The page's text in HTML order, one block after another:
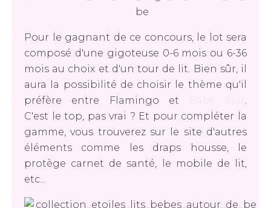
Pour le gagnant de ce concours, le lot sera
composé d'une gigoteuse 0-6 mois ou 6-36
mois au choix et d'un tour de lit. Bien sûr, il
aura la possibilité de choisir le thème qu'il
préfère entre Flamingo et
.
C'est le top, pas vrai ? Et pour compléter la
gamme, vous trouverez sur le site d'autres
éléments comme les draps housse, le
protège carnet de santé, le mobile de lit,
etc...